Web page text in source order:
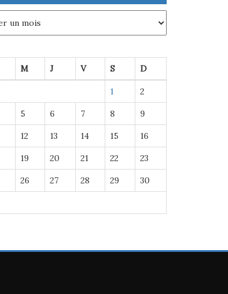
M J V S D
1 2
5 6 7 8 9
12 13 14 15 16
19 20 21 22 23
26 27 28 29 30